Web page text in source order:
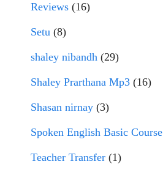
Reviews (16)
Setu (8)
shaley nibandh (29)
Shaley Prarthana Mp3 (16)
Shasan nirnay (3)
Spoken English Basic Course
Teacher Transfer (1)